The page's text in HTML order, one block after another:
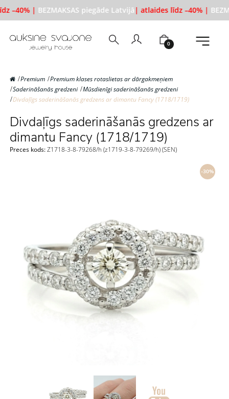
–40% | BEZMAKSAS piegāde Latvijā| atlaides līdz –40% |
0
Premium
Premium klases rotaslietas ar dārgakmeņiem
Saderināšanās gredzeni
Mūsdienīgi saderināšanās gredzeni
Divdaļīgs saderināšanās gredzens ar dimantu Fancy (1718/1719)
Divdaļīgs saderināšanās gredzens ar
dimantu Fancy (1718/1719)
Preces kods:Z1718-3-8-79268/h (z1719-3-8-79269/h) (SEN)
-30%